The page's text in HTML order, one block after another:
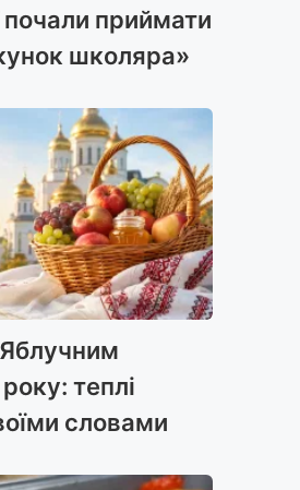
почали приймати
школяра»
теплі
словами